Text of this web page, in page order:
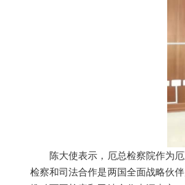
陈大使表示，厄总检察院作为厄
检察和司法合作是两国全面战略伙